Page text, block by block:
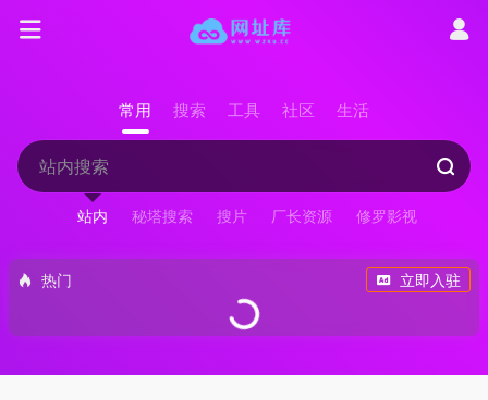
常用 搜索 工具 社区 生活
站内 秘塔搜索 搜片 厂长资源 修罗影视
热门 立即入驻